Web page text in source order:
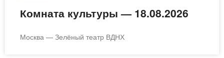
Комната культуры — 18.08.2026
Москва — Зелёный театр ВДНХ